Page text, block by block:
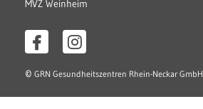
MVZ Weinheim
© GRN Gesundheitszentren Rhein-Neckar GmbH